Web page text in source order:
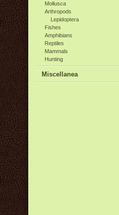
Mollusca
Arthropods
Lepidoptera
Fishes
Amphibians
Reptiles
Mammals
Hunting
Miscellanea